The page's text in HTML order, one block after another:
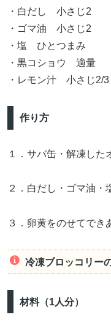
・白だし 小さじ2
・ゴマ油
・塩 ひとつまみ
・黒コショウ 適量
・レモン汁 小さじ2/3
作り方
１．サバ缶・解凍した
２．白だし・ゴマ油・
３．卵黄をのせてでき
冷凍ブロッコリー
材料（1人分）